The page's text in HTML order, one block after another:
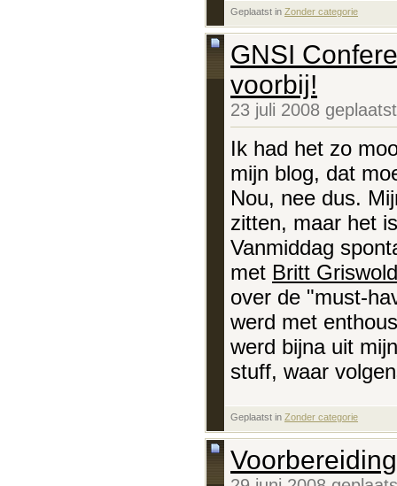
Geplaatst in Zonder categorie
GNSI
voorbij!
23 juli 2008
Ik had het zo
mijn blog, dat
Nou, nee dus.
zitten, maar het
Vanmiddag
met Britt Griswold
over de "must-
werd met
werd bijna uit
stuff, waar
Geplaatst in Zonder categorie